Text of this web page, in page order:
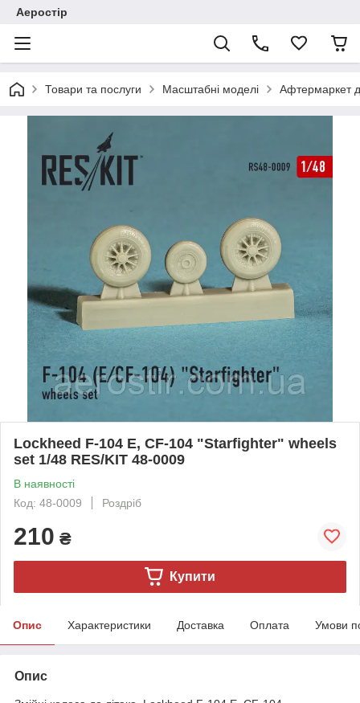
Аеростір
Товари та послуги Масштабні моделі Афтермаркет
Lockheed F-104 E, CF-104 "Starfighter" wheels
set 1/48 RES/KIT 48-0009
В наявності
Код: 48-0009
Роздріб
210 ₴
Купити
Опис Характеристики Доставка Оплата Умови
Опис